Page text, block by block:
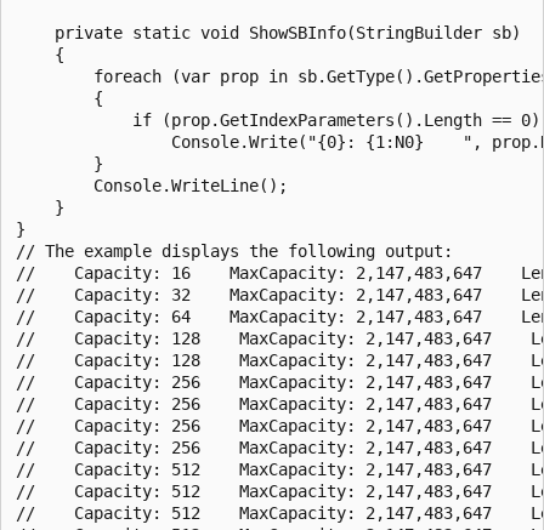
    private static void ShowSBInfo(StringBuilder sb)
    {
foreach (var prop in
        {
            if (prop.GetIndexParameters().Length == 0)
Console.Write("{0}: {1:N0}    ",
        }
        Console.WriteLine();
    }
}
// The example displays the following output:
//    Capacity: 16    MaxCapacity: 2,147,483,647
//    Capacity: 32    MaxCapacity: 2,147,483,647
//    Capacity: 64    MaxCapacity: 2,147,483,647
//    Capacity: 128    MaxCapacity: 2,147,483,647
//    Capacity: 128    MaxCapacity: 2,147,483,647
//    Capacity: 256    MaxCapacity: 2,147,483,647
//    Capacity: 256    MaxCapacity: 2,147,483,647
//    Capacity: 256    MaxCapacity: 2,147,483,647
//    Capacity: 256    MaxCapacity: 2,147,483,647
//    Capacity: 512    MaxCapacity: 2,147,483,647
//    Capacity: 512    MaxCapacity: 2,147,483,647
//    Capacity: 512    MaxCapacity: 2,147,483,647